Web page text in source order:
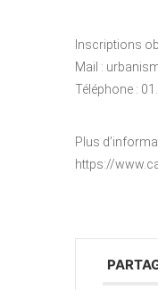
Inscriptions
Mail :
Téléphone :
Plus
https://